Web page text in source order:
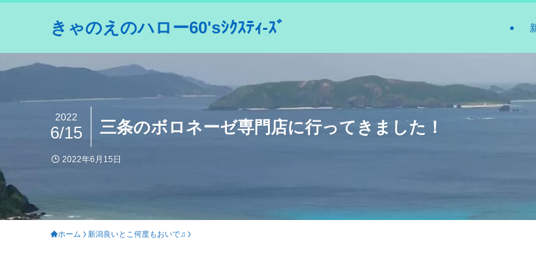
きゃのえのハロー60'sｼｸｽﾃｨ-ｽﾞ
三条のボロネーゼ専門店に行ってきました！
2022
6/15
2022年6月15日
ホーム 新潟良いとこ何度もおいで♫